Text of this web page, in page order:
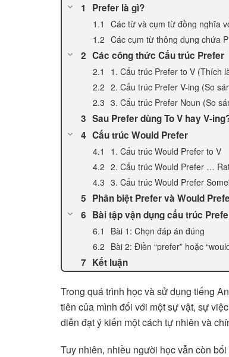
Prefer là gì?
Các từ và cụm từ đồng nghĩa
Các cụm từ thông dụng chứa
Các công thức Cấu trúc Prefer
1. Cấu trúc Prefer to V (Thích
2. Cấu trúc Prefer V-ing (So
3. Cấu trúc Prefer Noun (So
Sau Prefer dùng To V hay V-
Cấu trúc Would Prefer
1. Cấu trúc Would Prefer to V
2. Cấu trúc Would Prefer …
3. Cấu trúc Would Prefer
Phân biệt Prefer và Would
Bài tập vận dụng cấu trúc
Bài 1: Chọn đáp án đúng
Bài 2: Điền “prefer” hoặc
Kết luận
Trong quá trình học và sử dụng tiếng
tiên của mình đối với một sự vật, sự
diễn đạt ý kiến một cách tự nhiên và
Tuy nhiên, nhiều người học vẫn còn